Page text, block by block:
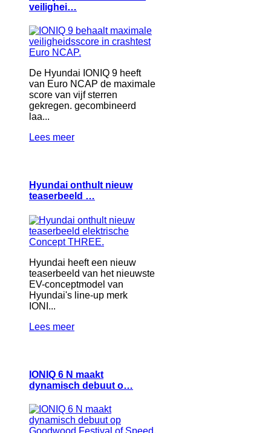
veilighei…
De Hyundai IONIQ 9 heeft
van Euro NCAP de maximale
score van vijf sterren
gekregen. gecombineerd
laa...
Lees meer
Hyundai onthult nieuw
teaserbeeld …
Hyundai heeft een nieuw
teaserbeeld van het nieuwste
EV-conceptmodel van
Hyundai's line-up merk
IONI...
Lees meer
IONIQ 6 N maakt
dynamisch debuut o…